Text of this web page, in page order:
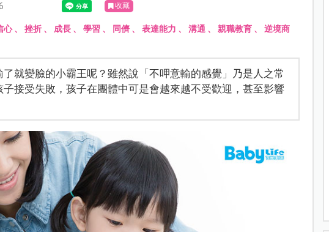
收藏
心、 挫折、 成長、 學習 、 同儕、 表達能力 、 溝通 、 親職教育、 逆境商
就變臉的小霸王呢？雖然說「不呷意輸的感覺」乃是人之常
接受失敗，孩子在團體中可是會越來越不受歡迎，甚至影響